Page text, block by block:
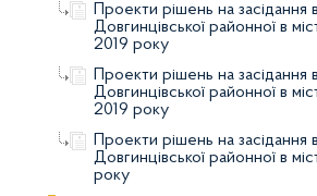
Проекти рішень на засідання
Довгинцівської районної в
2019 року
Проекти рішень на засідання
Довгинцівської районної в
2019 року
Проекти рішень на засідання
Довгинцівської районної в
року